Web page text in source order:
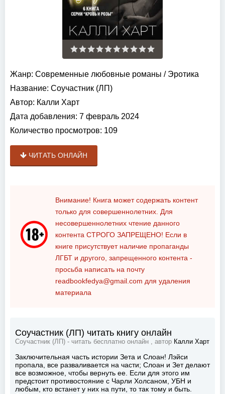
Жанр: Современные любовные романы / Эротика
Название: Соучастник (ЛП)
Автор: Калли Харт
Дата добавления: 7 февраль 2024
Количество просмотров: 109
ЧИТАТЬ ОНЛАЙН
Внимание! Книга может содержать контент
только для совершеннолетних. Для
несовершеннолетних чтение данного
контента СТРОГО ЗАПРЕЩЕНО! Если в
книге присутствует наличие пропаганды
ЛГБТ и другого, запрещенного контента -
просьба написать на почту
readbookfedya@gmail.com для удаления
материала
Соучастник (ЛП) читать книгу онлайн
Соучастник (ЛП) - читать бесплатно онлайн , автор Калли Харт
Заключительная часть истории Зета и Слоан! Лэйси
пропала, все разваливается на части; Слоан и Зет делают
все возможное, чтобы вернуть ее. Если для этого им
предстоит противостояние с Чарли Холсаном, УБН и
любым, кто встанет у них на пути, то так тому и быть.